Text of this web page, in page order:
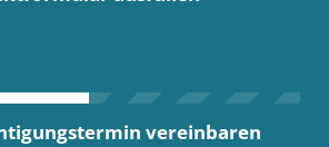
vereinbaren